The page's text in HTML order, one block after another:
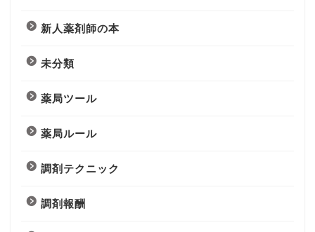
新人薬剤師の本
未分類
薬局ツール
薬局ルール
調剤テクニック
調剤報酬